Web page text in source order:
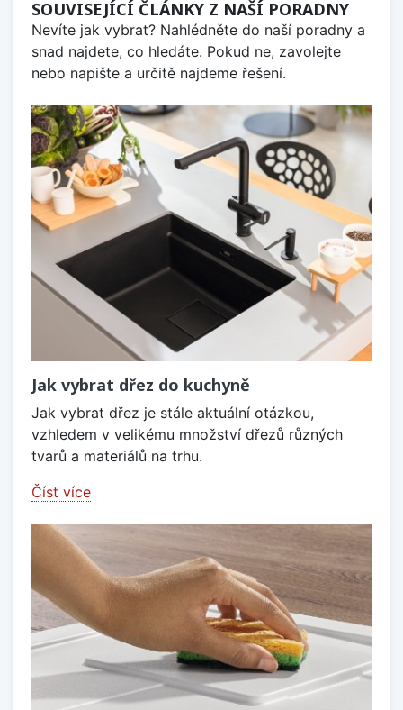
SOUVISEJÍCÍ ČLÁNKY Z NAŠÍ PORADNY
Nevíte jak vybrat? Nahlédněte do naší poradny a
snad najdete, co hledáte. Pokud ne, zavolejte
nebo napište a určitě najdeme řešení.
Jak vybrat dřez do kuchyně
Jak vybrat dřez je stále aktuální otázkou,
vzhledem v velikému množství dřezů různých
tvarů a materiálů na trhu.
Číst více